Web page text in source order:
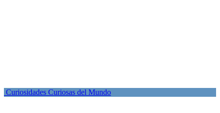
Curiosidades Curiosas del Mundo